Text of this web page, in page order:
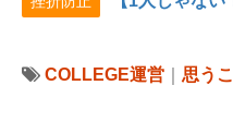
COLLEGE運営 思う